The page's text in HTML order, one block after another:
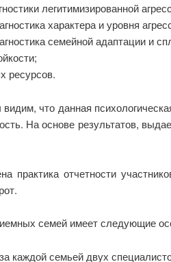
легитимизированной
характера и уровня
семейной адаптации и
ресурсов.
что данная
На основе результатов,
практика отчетности
семей имеет следующие
каждой семьей двух